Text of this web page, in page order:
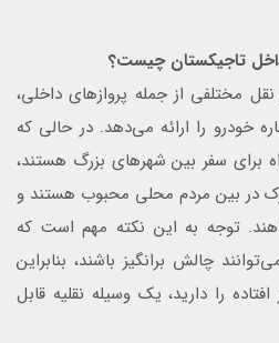
مختلفی از جمله پروازهای داخلی،
خودرو را ارائه می‌دهد. در حالی که
برای سفر بین شهرهای بزرگ هستند،
در بین مردم محلی محبوب هستند و
توجه به این نکته مهم است که
چالش برانگیز باشند، بنابراین
را دارید، یک وسیله نقلیه قابل